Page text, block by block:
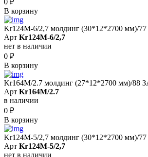
В корзину
Kr124M-6/2,7 молдинг (30*12*2700 мм)/77
Арт Kr124M-6/2,7
нет в наличии
0 ₽
В корзину
Kr164M/2.7 молдинг (27*12*2700 мм)/
Арт Kr164M/2.7
в наличии
0 ₽
В корзину
Kr124M-5/2,7 молдинг (30*12*2700 мм)/77
Арт Kr124M-5/2,7
нет в наличии